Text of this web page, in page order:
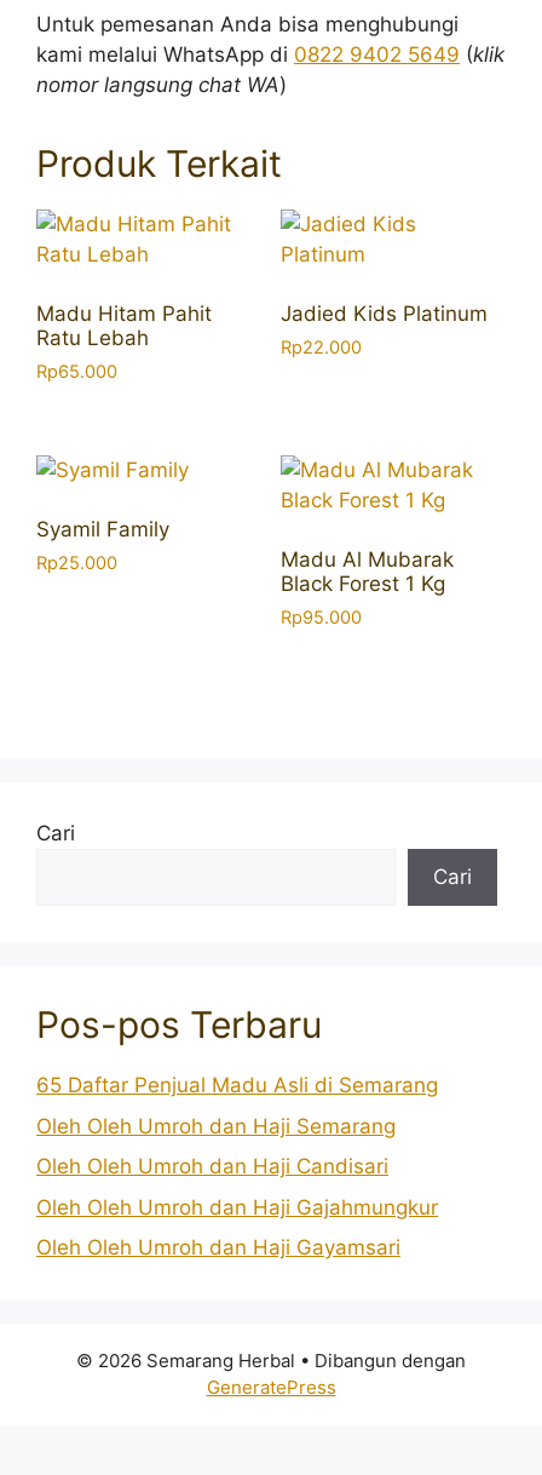
Untuk pemesanan Anda bisa menghubungi
kami melalui WhatsApp di 0822 9402 5649 (klik
nomor langsung chat WA)
Produk Terkait
Madu Hitam Pahit
Ratu Lebah
Rp65.000
Jadied Kids Platinum
Rp22.000
Syamil Family
Rp25.000
Madu Al Mubarak
Black Forest 1 Kg
Rp95.000
Cari
Cari
Pos-pos Terbaru
65 Daftar Penjual Madu Asli di Semarang
Oleh Oleh Umroh dan Haji Semarang
Oleh Oleh Umroh dan Haji Candisari
Oleh Oleh Umroh dan Haji Gajahmungkur
Oleh Oleh Umroh dan Haji Gayamsari
© 2026 Semarang Herbal • Dibangun dengan
GeneratePress